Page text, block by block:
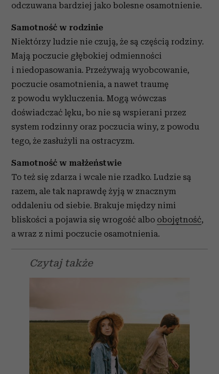
odczuwana bardziej jako bolesne osamotnienie.
Samotność w rodzinie
Niektórzy ludzie nie czują, że są częścią rodziny.
Mają poczucie głębokiej odmienności
i niedopasowania. Przeżywają wyobcowanie,
poczucie osamotnienia, a nawet traumę
z powodu wykluczenia. Mogą wówczas
doświadczać lęku, bo nie są wspierani przez
system rodzinny oraz poczucia winy, z powodu
tego, że zasłużyli na ostracyzm.
Samotność w małżeństwie
To też się zdarza i wcale nie rzadko. Ludzie są
razem, ale tak naprawdę żyją w znacznym
oddaleniu od siebie. Brakuje między nimi
bliskości a pojawia się wrogość albo obojętność,
a wraz z nimi poczucie osamotnienia.
Czytaj także